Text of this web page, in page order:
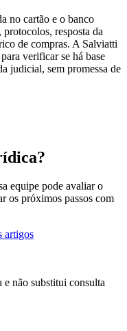
no cartão e o banco
resposta da
de compras. A Salviatti
verificar se há base
judicial, sem promessa de
equipe pode avaliar o
os próximos passos com
artigos
não substitui consulta